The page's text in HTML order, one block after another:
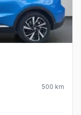
500 km